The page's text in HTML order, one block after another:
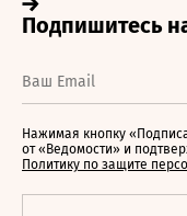
Нажимая кнопку
от «Ведомости» и
Политику по защите